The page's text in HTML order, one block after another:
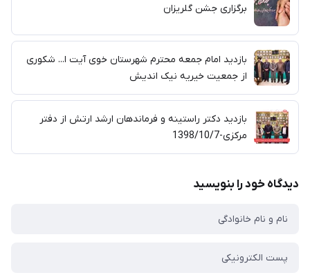
برگزاری جشن گلریزان
بازدید امام جمعه محترم شهرستان خوی آیت ا... شکوری
از جمعیت خیریه نیک اندیش
بازدید دکتر راستینه و فرماندهان ارشد ارتش از دفتر
مرکزی-1398/10/7
دیدگاه خود را بنویسید